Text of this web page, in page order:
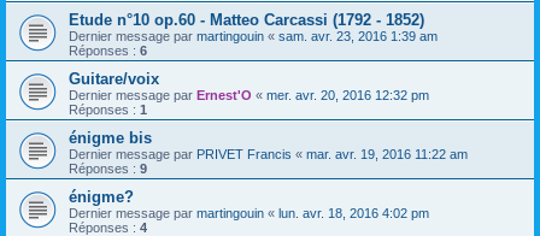
Etude n°10 op.60 - Matteo Carcassi (1792 - 1852)
Dernier message par martingouin « sam. avr. 23, 2016 1:39 am
Réponses : 6
Guitare/voix
Dernier message par Ernest'O « mer. avr. 20, 2016 12:32 pm
Réponses : 1
énigme bis
Dernier message par PRIVET Francis « mar. avr. 19, 2016 11:22 am
Réponses : 9
énigme?
Dernier message par martingouin « lun. avr. 18, 2016 4:02 pm
Réponses : 4